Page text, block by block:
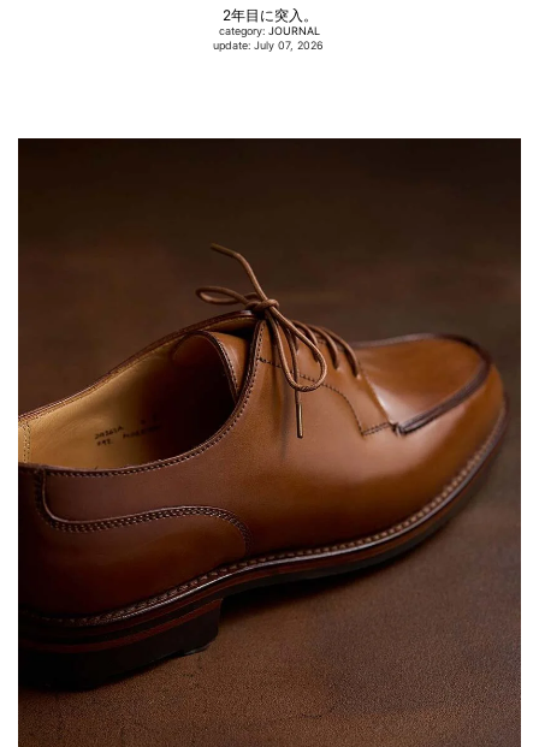
2年目に突入。
category: JOURNAL
update: July 07, 2026